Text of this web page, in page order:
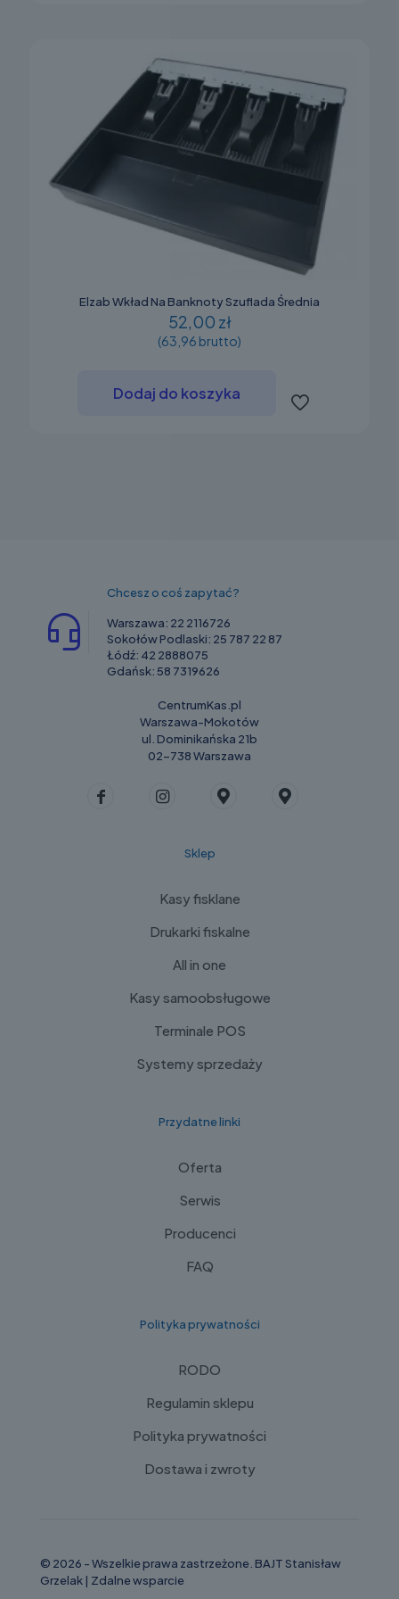
Elzab Wkład Na Banknoty Szuflada Średnia
52,00 zł
(63,96 brutto)
Dodaj do koszyka
Chcesz o coś zapytać?
Warszawa: 22 2116726
Sokołów Podlaski: 25 787 22 87
Łódź: 42 2888075
Gdańsk: 58 7319626
CentrumKas.pl
Warszawa-Mokotów
ul. Dominikańska 21b
02-738 Warszawa
Sklep
Kasy fisklane
Drukarki fiskalne
All in one
Kasy samoobsługowe
Terminale POS
Systemy sprzedaży
Przydatne linki
Oferta
Serwis
Producenci
FAQ
Polityka prywatności
RODO
Regulamin sklepu
Polityka prywatności
Dostawa i zwroty
© 2026 - Wszelkie prawa zastrzeżone. BAJT Stanisław
Grzelak | Zdalne wsparcie